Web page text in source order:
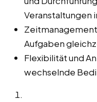
Veranstaltungen
Aufgaben
Flexibilität und
wechselnde